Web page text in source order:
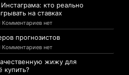
кто реально
на ставках
Комментариев нет
прогнозистов
Комментариев нет
жижу для
купить?